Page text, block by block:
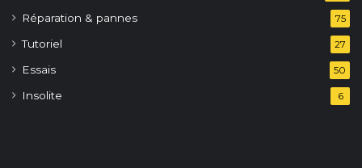
Réparation & pannes 75
Tutoriel 27
Essais 50
Insolite 6